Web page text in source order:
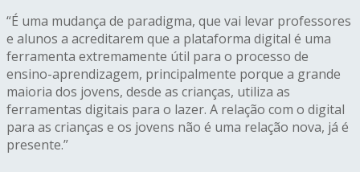
“É uma mudança de paradigma, que vai levar professores
e alunos a acreditarem que a plataforma digital é uma
ferramenta extremamente útil para o processo de
ensino-aprendizagem, principalmente porque a grande
maioria dos jovens, desde as crianças, utiliza as
ferramentas digitais para o lazer. A relação com o digital
para as crianças e os jovens não é uma relação nova, já é
presente.”